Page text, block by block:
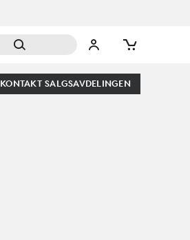
KONTAKT SALGSAVDELINGEN